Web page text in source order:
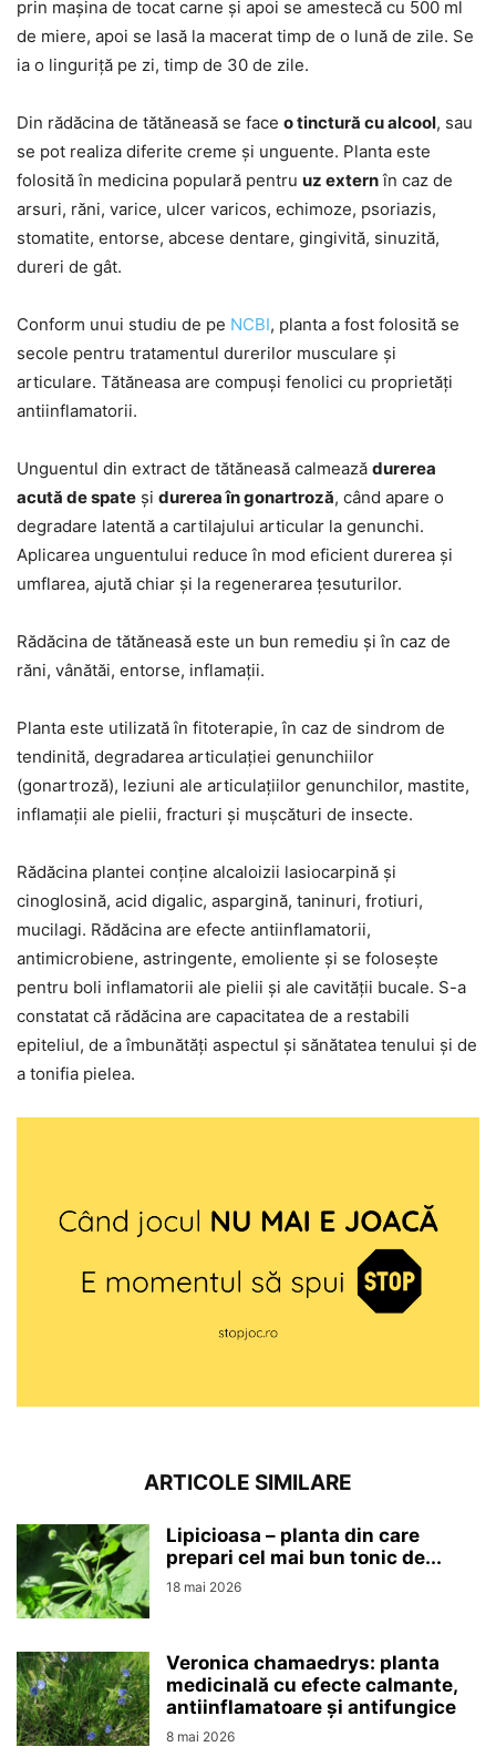
prin mașina de tocat carne și apoi se amestecă cu 500 ml
de miere, apoi se lasă la macerat timp de o lună de zile. Se
ia o linguriță pe zi, timp de 30 de zile.
Din rădăcina de tătăneasă se face o tinctură cu alcool, sau
se pot realiza diferite creme și unguente. Planta este
folosită în medicina populară pentru uz externîn caz de
arsuri, răni, varice, ulcer varicos, echimoze, psoriazis,
stomatite, entorse, abcese dentare, gingivită, sinuzită,
dureri de gât.
Conform unui studiu de pe NCBI, planta a fost folosită se
secole pentru tratamentul durerilor musculare și
articulare. Tătăneasa are compuși fenolici cu proprietăți
antiinflamatorii.
Unguentul din extract de tătăneasă calmează durerea
acută de spate și durerea în gonartroză, când apare o
degradare latentă a cartilajului articular la genunchi.
Aplicarea unguentului reduce în mod eficient durerea și
umflarea, ajută chiar și la regenerarea țesuturilor.
Rădăcina de tătăneasă este un bun remediu și în caz de
răni, vânătăi, entorse, inflamații.
Planta este utilizată în fitoterapie, în caz de sindrom de
tendinită, degradarea articulației genunchiilor
(gonartroză), leziuni ale articulațiilor genunchilor, mastite,
inflamații ale pielii, fracturi și mușcături de insecte.
Rădăcina plantei conține alcaloizii lasiocarpină și
cinoglosină, acid digalic, aspargină, taninuri, frotiuri,
mucilagi. Rădăcina are efecte antiinflamatorii,
antimicrobiene, astringente, emoliente și se folosește
pentru boli inflamatorii ale pielii și ale cavității bucale. S-a
constatat că rădăcina are capacitatea de a restabili
epiteliul, de a îmbunătăți aspectul și sănătatea tenului și de
a tonifia pielea.
ARTICOLE SIMILARE
Lipicioasa – planta din care
prepari cel mai bun tonic de...
18 mai 2026
Veronica chamaedrys: planta
medicinală cu efecte calmante,
antiinflamatoare și antifungice
8 mai 2026